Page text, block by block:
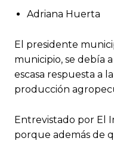
Adriana Huerta
El presidente
municipio, se debía
escasa respuesta a
producción
Entrevistado por El
porque además de